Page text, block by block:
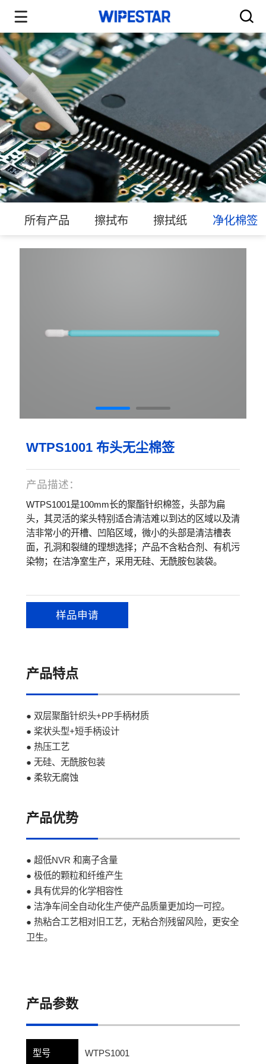
所有产品 擦拭布 擦拭纸 净化棉签
WTPS1001 布头无尘棉签
产品描述：
WTPS1001是100mm长的聚酯针织棉签，头部为扁
头，其灵活的桨头特别适合清洁难以到达的区域以及清
洁非常小的开槽、凹陷区域，微小的头部是清洁槽表
面，孔洞和裂缝的理想选择；产品不含粘合剂、有机污
染物；在洁净室生产，采用无硅、无酰胺包装袋。
样品申请
产品特点
● 双层聚酯针织头+PP手柄材质
● 桨状头型+短手柄设计
● 热压工艺
● 无硅、无酰胺包装
● 柔软无腐蚀
产品优势
● 超低NVR 和离子含量
● 极低的颗粒和纤维产生
● 具有优异的化学相容性
● 洁净车间全自动化生产使产品质量更加均一可控。
● 热粘合工艺相对旧工艺，无粘合剂残留风险，更安全
卫生。
产品参数
型号 WTPS1001